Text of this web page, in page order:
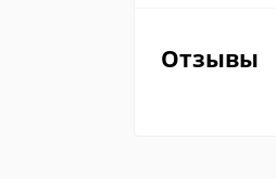
Отзывы